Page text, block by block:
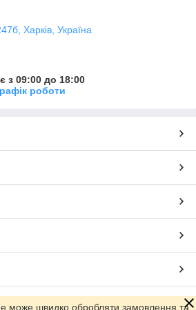
Харків, Україна
з 09:00 до 18:00
роботи
Prom.ua
може швидко обробляти замовлення та